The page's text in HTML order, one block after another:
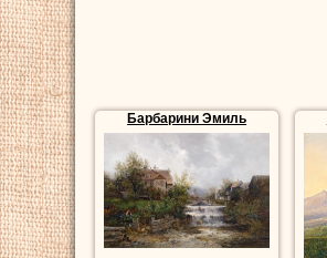
Барбарини Эмиль